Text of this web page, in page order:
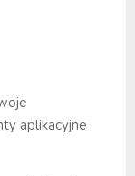
aplikacyjne